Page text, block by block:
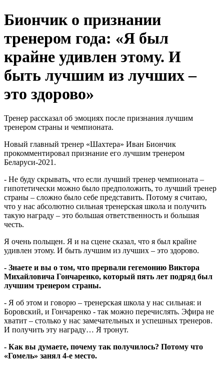
Биончик о признании
тренером года: «Я был
крайне удивлен этому. И
быть лучшим из лучших –
это здорово»
Тренер рассказал об эмоциях после признания лучшим
тренером страны и чемпионата.
Новый главный тренер «Шахтера» Иван Биончик
прокомментировал признание его лучшим тренером
Беларуси-2021.
- Не буду скрывать, что если лучший тренер чемпионата –
гипотетически можно было предположить, то лучший тренер
страны – сложно было себе представить. Потому я считаю,
что у нас абсолютно сильная тренерская школа и получить
такую награду – это большая ответственность и большая
честь.
Я очень польщен. Я и на сцене сказал, что я был крайне
удивлен этому. И быть лучшим из лучших – это здорово.
- Знаете и вы о том, что прервали гегемонию Виктора
Михайловича Гончаренко, который пять лет подряд был
лучшим тренером страны.
- Я об этом и говорю – тренерская школа у нас сильная: и
Боровский, и Гончаренко - так можно перечислять. Эфира не
хватит – столько у нас замечательных и успешных тренеров.
И получить эту награду… Я тронут.
- Как вы думаете, почему так получилось? Потому что
«Гомель» занял 4-е место.